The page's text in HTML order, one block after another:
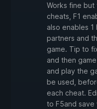
Works fine but
cheats, F1
also enables
partners and
game. Tip to
and then
and play the
be used,
each cheat.
to F5and save